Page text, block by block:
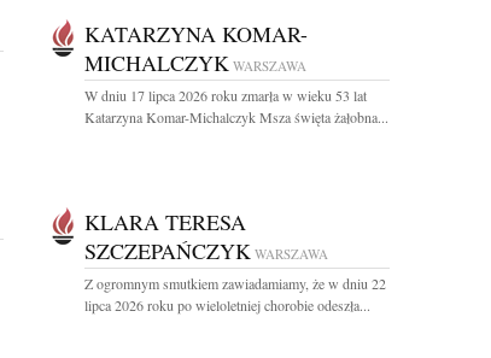
KATARZYNA KOMAR-
MICHALCZYK WARSZAWA
W dniu 17 lipca 2026 roku zmarła w wieku 53 lat
Katarzyna Komar-Michalczyk Msza święta żałobna...
KLARA TERESA
SZCZEPAŃCZYK WARSZAWA
Z ogromnym smutkiem zawiadamiamy, że w dniu 22
lipca 2026 roku po wieloletniej chorobie odeszła...